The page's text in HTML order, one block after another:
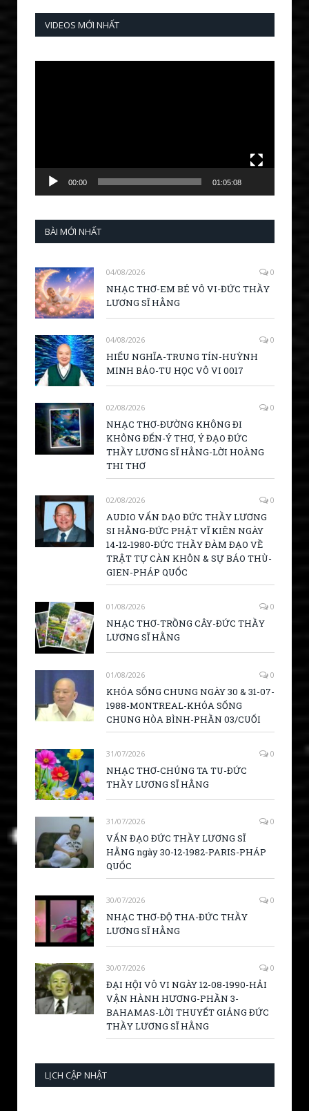
VIDEOS MỚI NHẤT
00:00 01:05:08
BÀI MỚI NHẤT
04/08/2026 0
NHẠC THƠ-EM BÉ VÔ VI-ĐỨC THẦY
LƯƠNG SĨ HẰNG
04/08/2026 0
HIẾU NGHĨA-TRUNG TÍN-HUỲNH
MINH BẢO-TU HỌC VÔ VI 0017
02/08/2026 0
NHẠC THƠ-ĐƯỜNG KHÔNG ĐI
KHÔNG ĐẾN-Ý THƠ, Ý ĐẠO ĐỨC
THẦY LƯƠNG SĨ HẰNG-LỜI HOÀNG
THI THƠ
02/08/2026 0
AUDIO VẤN DẠO ĐỨC THẦY LƯƠNG
SI HẰNG-ĐỨC PHẬT VĨ KIÊN NGÀY
14-12-1980-ĐỨC THẦY ĐÀM ĐẠO VỀ
TRẬT TỰ CÀN KHÔN & SỰ BÁO THÙ-
GIEN-PHÁP QUỐC
01/08/2026 0
NHẠC THƠ-TRỒNG CÂY-ĐỨC THẦY
LƯƠNG SĨ HẰNG
01/08/2026 0
KHÓA SỐNG CHUNG NGÀY 30 & 31-07-
1988-MONTREAL-KHÓA SỐNG
CHUNG HÒA BÌNH-PHẦN 03/CUỐI
31/07/2026 0
NHẠC THƠ-CHÚNG TA TU-ĐỨC
THẦY LƯƠNG SĨ HẰNG
31/07/2026 0
VẤN ĐẠO ĐỨC THẦY LƯƠNG SĨ
HẰNG ngày 30-12-1982-PARIS-PHÁP
QUỐC
30/07/2026 0
NHẠC THƠ-ĐỘ THA-ĐỨC THẦY
LƯƠNG SĨ HẰNG
30/07/2026 0
ĐẠI HỘI VÔ VI NGÀY 12-08-1990-HẢI
VẬN HÀNH HƯƠNG-PHẦN 3-
BAHAMAS-LỜI THUYẾT GIẢNG ĐỨC
THẦY LƯƠNG SĨ HẰNG
LỊCH CẬP NHẬT